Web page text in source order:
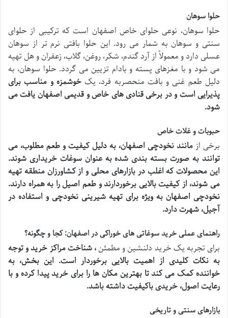
حلوا سوهان
حلوا سوهان، نوعی حلوای خاص اصفهان است که ترکیبی از حلوای
سنتی و سوهان به شمار می رود. این حلوا بافتی نرم تر از سوهان
عسلی دارد و معمولاً از آرد گندم، شکر، روغن، گلاب، زعفران و هل تهیه
می شود و با مغزهای پسته و بادام تزیین می گردد. حلوا سوهان، به
دلیل طعم غنی و بافت منحصربه فرد، یکخوشمزه و مناسب برای
پذیرایی است و در برخی قنادی های خاص و قدیمی اصفهان یافت می
شود.
حبوبات و غلات خاص
برخی ازمانند نخودچی اصفهان، به دلیل کیفیت و طعم مطلوب، می
توانند به صورت بسته بندی شده به عنوان سوغات خریداری شوند.
این محصولات که اغلب در بازارهای محلی و از کشاورزان منطقه تهیه
می شوند، از کیفیت بالایی برخوردارند و طعم اصیلرا به همراه دارند.
نخودچی اصفهان به ویژه برای تهیه شیرینی نخودچی و استفاده در
آجیل، شهرت دارد.
راهنمای عملی خرید سوغاتی های خوراکی در اصفهان: کجا و چگونه؟
برای تجربه یک خرید دلنشین و مطمئن، شناخت مراکز خرید و توجه
به نکات کلیدی از اهمیت بالایی برخوردار است. این بخش، به
خواننده کمک می کند تا بهترین مکان ها را برای خرید پیدا کرده و با
رعایت اصول، خریدی باکیفیت داشته باشد.
بازارهای سنتی و تاریخی